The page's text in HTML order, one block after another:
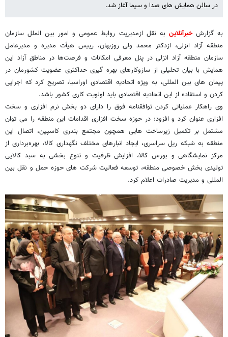
در سالن همایش های صدا و سیما آغاز شد.
به گزارشخبرآنلاین به نقل ازمدیریت روابط عمومی و امور بین الملل سازمان
منطقه آزاد انزلی، ازدکتر محمد ولی روزبهان، رییس هیأت مدیره و مدیرعامل
سازمان منطقه آزاد انزلی در پنل معرفی امکانات و فرصت‌ها در مناطق آزاد این
همایش با بیان تحلیلی از سازوکارهای بهره گیری حداکثری عضویت کشورمان در
پیمان‌ های بین المللی، به ویژه اتحادیه اقتصادی اوراسیا، تصریح کرد که اجرایی
کردن و استفاده از این اتحادیه اقتصادی باید اولویت کاری کشور باشد.
وی راهکار عملیاتی کردن توافقنامه فوق را دارای دو بخش نرم افزاری و سخت
افزاری عنوان‌ کرد و افزود: در حوزه سخت افزاری اقدامات این منطقه را می توان
مشتمل بر تکمیل زیرساخت هایی همچون مجتمع بندری کاسپین، اتصال این
منطقه به شبکه ریل سراسری، ایجاد انبارهای مختلف نگهداری کالا، بهره‌برداری از
مرکز نمایشگاهی و بورس کالا، افزایش ظرفیت و تنوع بخشی به سبد کالایی
تولیدی بخش خصوصی منطقه، توسعه فعالیت‌ شرکت های حوزه حمل و نقل بین‌
المللی و مدیریت صادرات اعلام کرد.